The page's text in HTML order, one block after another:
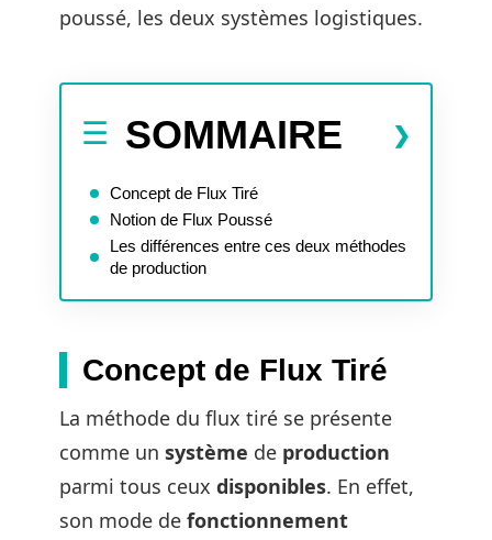
poussé, les deux systèmes logistiques.
SOMMAIRE
Concept de Flux Tiré
Notion de Flux Poussé
Les différences entre ces deux méthodes
de production
Concept de Flux Tiré
La méthode du flux tiré se présente
comme un système de production
parmi tous ceux disponibles. En effet,
son mode de fonctionnement